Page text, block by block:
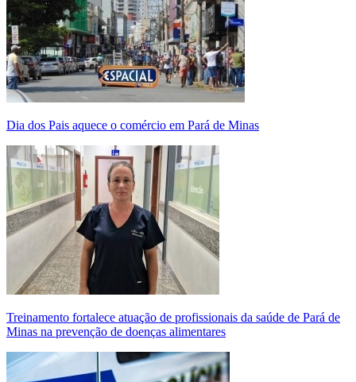
Dia dos Pais aquece o comércio em Pará de Minas
Treinamento fortalece atuação de profissionais da saúde de Pará de
Minas na prevenção de doenças alimentares